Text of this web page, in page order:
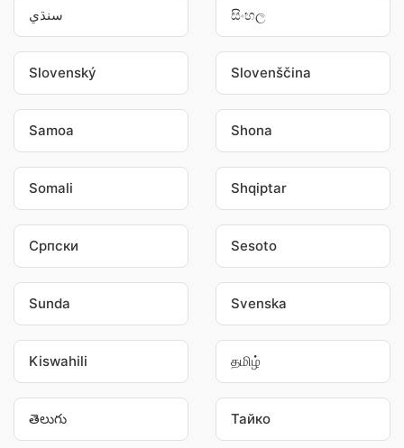
سنڌي සිංහල
Slovenský Slovenščina
Samoa Shona
Somali Shqiptar
Српски Sesoto
Sunda Svenska
Kiswahili தமிழ்
తెలుగు Тайко